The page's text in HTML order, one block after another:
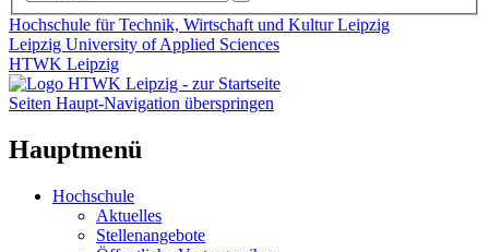
Hochschule für Technik, Wirtschaft und Kultur Leipzig
Leipzig University of Applied Sciences
HTWK Leipzig
Seiten Haupt-Navigation überspringen
Hauptmenü
Hochschule
Aktuelles
Stellenangebote